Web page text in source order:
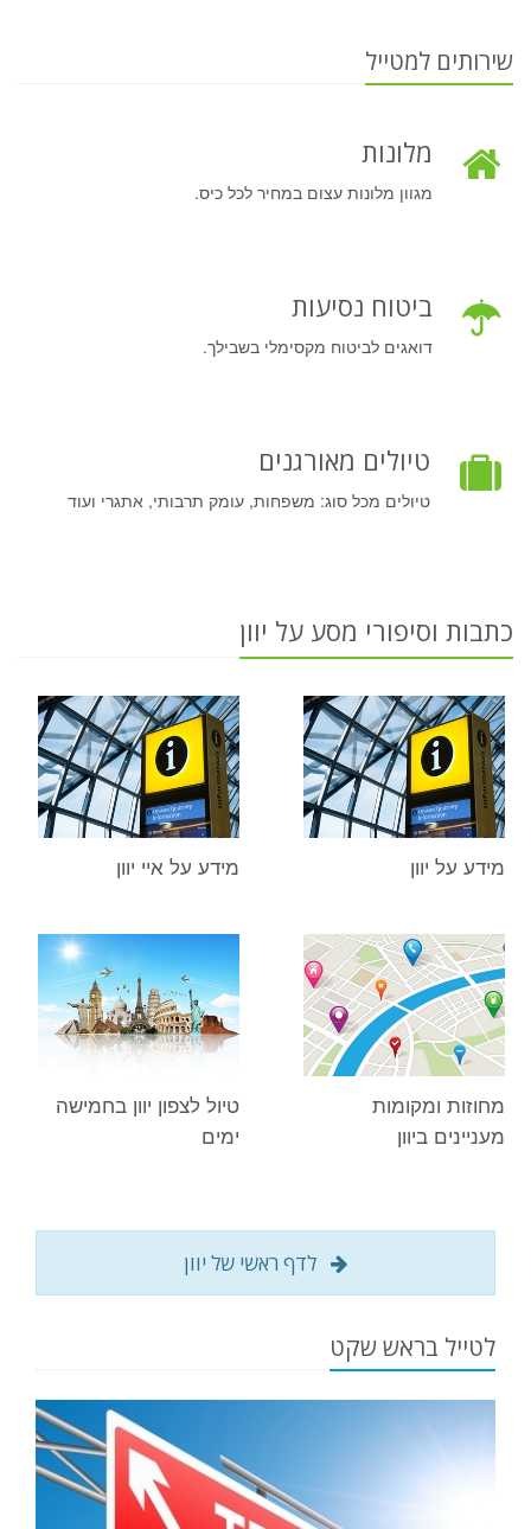
שירותים למטייל
מלונות
מגוון מלונות עצום במחיר לכל כיס.
ביטוח נסיעות
דואגים לביטוח מקסימלי בשבילך.
טיולים מאורגנים
טיולים מכל סוג: משפחות, עומק תרבותי, אתגרי ועוד
כתבות וסיפורי מסע על יוון
מידע על יוון מידע על איי יוון
מחוזות ומקומות
מעניינים ביוון
טיול לצפון יוון בחמישה
ימים
לדף ראשי של יוון
לטייל בראש שקט